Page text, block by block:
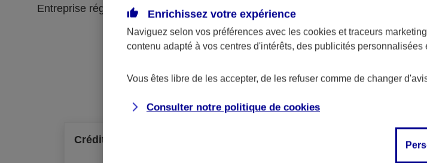
Entreprise régie par le code des assurances
Réserves
Crédit à la consommation
Enrichissez votre expérience
Naviguez selon vos préférences avec les cookies et traceurs
contenu adapté à vos centres d'intérêts, des publicités
Vous êtes libre de les accepter, de les refuser comme de changer
Consulter notre politique de cookies